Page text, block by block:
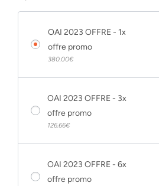
OAI 2023 OFFRE - 1x
offre promo
380.00€
OAI 2023 OFFRE - 3x
offre promo
126.66€
OAI 2023 OFFRE - 6x
offre promo